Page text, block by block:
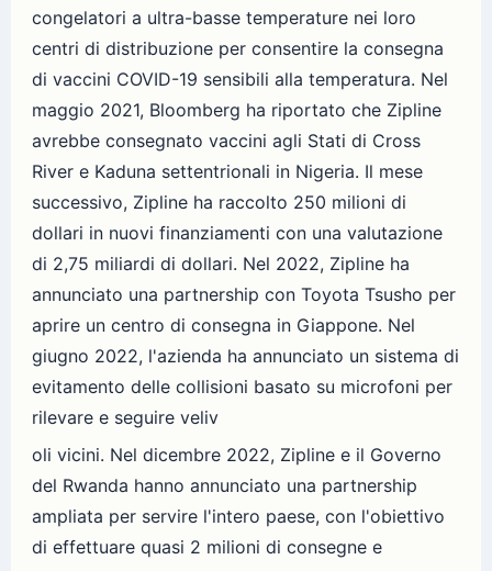
congelatori a ultra-basse temperature nei loro
centri di distribuzione per consentire la consegna
di vaccini COVID-19 sensibili alla temperatura. Nel
maggio 2021, Bloomberg ha riportato che Zipline
avrebbe consegnato vaccini agli Stati di Cross
River e Kaduna settentrionali in Nigeria. Il mese
successivo, Zipline ha raccolto 250 milioni di
dollari in nuovi finanziamenti con una valutazione
di 2,75 miliardi di dollari. Nel 2022, Zipline ha
annunciato una partnership con Toyota Tsusho per
aprire un centro di consegna in Giappone. Nel
giugno 2022, l'azienda ha annunciato un sistema di
evitamento delle collisioni basato su microfoni per
rilevare e seguire veliv
oli vicini. Nel dicembre 2022, Zipline e il Governo
del Rwanda hanno annunciato una partnership
ampliata per servire l'intero paese, con l'obiettivo
di effettuare quasi 2 milioni di consegne e